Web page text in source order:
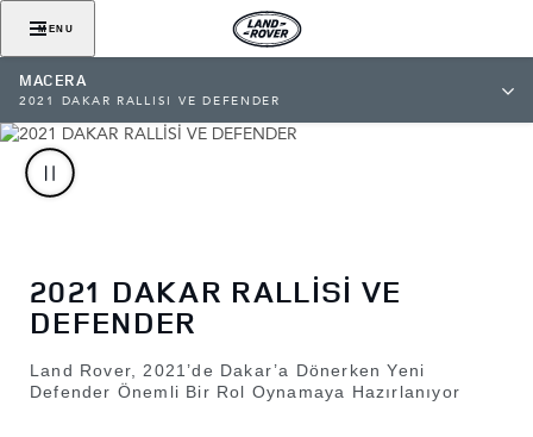
MENU
MACERA
2021 DAKAR RALLİSİ VE DEFENDER
2021 DAKAR RALLİSİ VE
DEFENDER
Land Rover, 2021’de Dakar’a Dönerken Yeni
Defender Önemli Bir Rol Oynamaya Hazırlanıyor